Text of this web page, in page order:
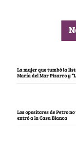
La mujer que tumbó la
María del Mar Pizarro y
Los opositores de Petro
entró a la Casa Blanca